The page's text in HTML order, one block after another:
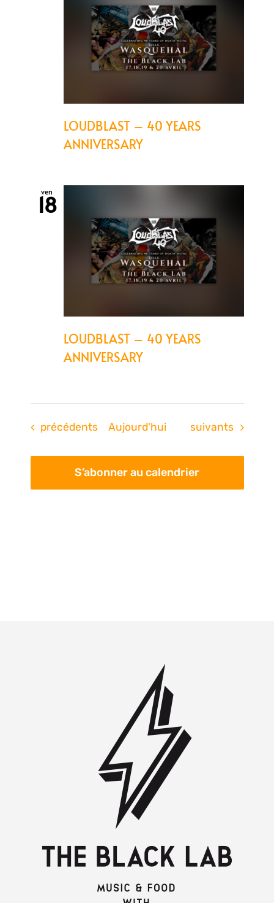
LOUDBLAST – 40 YEARS
ANNIVERSARY
ven
18
LOUDBLAST – 40 YEARS
ANNIVERSARY
Évènements
précédents Aujourd'hui Évènements
suivants
S’abonner au calendrier